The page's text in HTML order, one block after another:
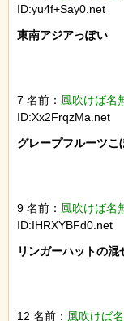
ID:yu4f+Say0.net
東南アジアっぽい
7 名前： 風吹けば名
ID:Xx2FrqzMa.net
グレープフルーツこ
9 名前： 風吹けば名
ID:IHRXYBFd0.net
リンガーハットの混
12 名前： 風吹けば